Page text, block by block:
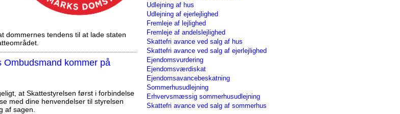
dommernes tendens til at lade staten
kommer på
at Skattestyrelsen først i forbindelse
med dine henvendelser til styrelsen
af sagen.
Udlejning af hus
Udlejning af ejerlejlighed
Fremleje af lejlighed
Fremleje af andelslejlighed
Skattefri avance ved salg af hus
Skattefri avance ved salg af ejerlejlighed
Ejendomsvurdering
Ejendomsværdiskat
Ejendomsavancebeskatning
Sommerhusudlejning
Erhvervsmæssig sommerhusudlejning
Skattefri avance ved salg af sommerhus